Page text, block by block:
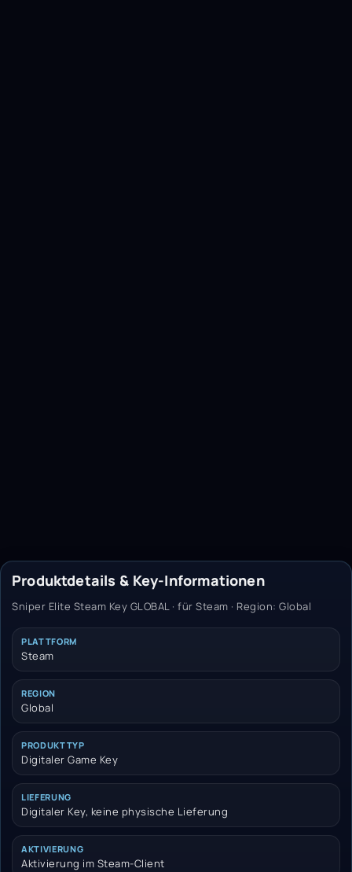
Produktdetails & Key-Informationen
Sniper Elite Steam Key GLOBAL · für Steam · Region: Global
PLATTFORM
Steam
REGION
Global
PRODUKTTYP
Digitaler Game Key
LIEFERUNG
Digitaler Key, keine physische Lieferung
AKTIVIERUNG
Aktivierung im Steam-Client